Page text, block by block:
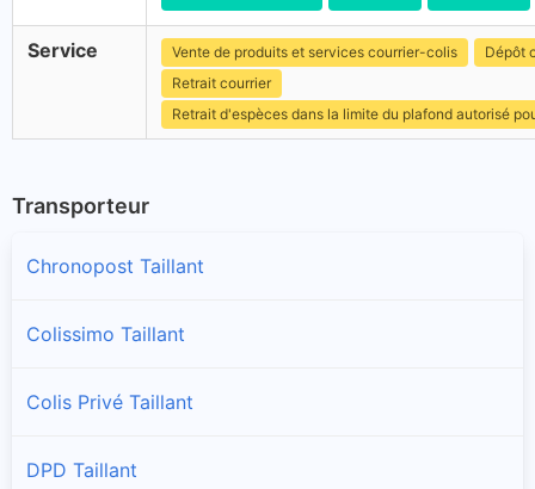
Service Vente de produits et services courrier-colis
Dépôt
Retrait courrier
Retrait d'espèces dans la limite du plafond autorisé
Transporteur
Chronopost Taillant
Colissimo Taillant
Colis Privé Taillant
DPD Taillant